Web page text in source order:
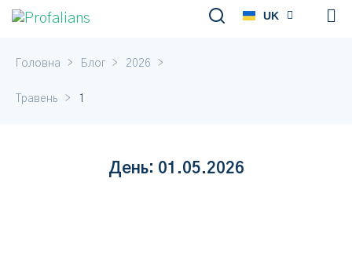
UK
RU
Головна > Блог > 2026 >
Травень >
День: 01.05.2026